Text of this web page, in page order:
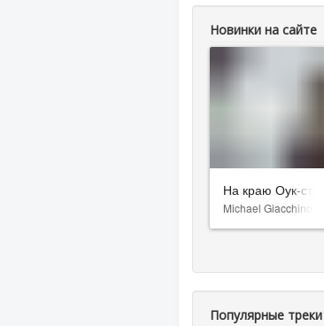
Новинки на сайте
На краю Оук-стрит
Michael Giacchino
Популярные треки